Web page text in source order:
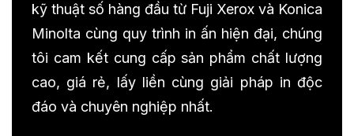
kỹ thuật số hàng đầu từ Fuji Xerox và Konica
Minolta cùng quy trình in ấn hiện đại, chúng
tôi cam kết cung cấp sản phẩm chất lượng
cao, giá rẻ, lấy liền cùng giải pháp in độc
đáo và chuyên nghiệp nhất.